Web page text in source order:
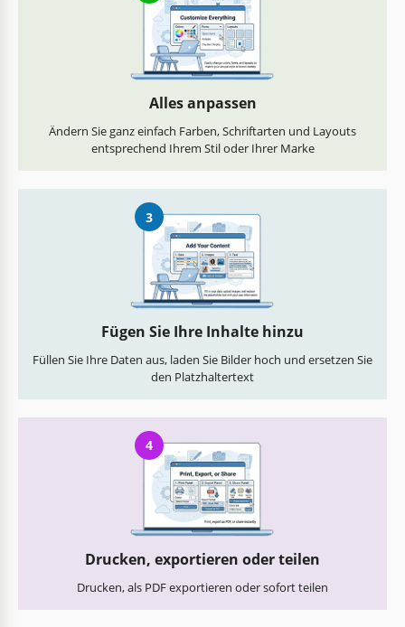
Alles anpassen
Ändern Sie ganz einfach Farben, Schriftarten und Layouts
entsprechend Ihrem Stil oder Ihrer Marke
3
Fügen Sie Ihre Inhalte hinzu
Füllen Sie Ihre Daten aus, laden Sie Bilder hoch und ersetzen Sie
den Platzhaltertext
4
Drucken, exportieren oder teilen
Drucken, als PDF exportieren oder sofort teilen